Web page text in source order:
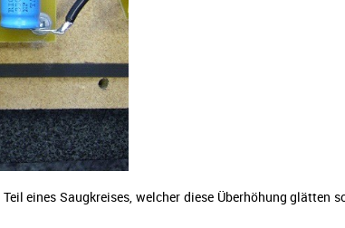
eines Saugkreises, welcher diese Überhöhung glätten